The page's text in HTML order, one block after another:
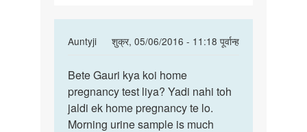
Auntyji
शुक्र, 05/06/2016 - 11:18 पूर्वान्ह
In
to
Mre
es
br
Bete
Gauri
kya
koi
Bete Gauri kya koi home
pregnancy test liya? Yadi nahi toh
jaldi ek home pregnancy te lo.
Morning urine sample is much